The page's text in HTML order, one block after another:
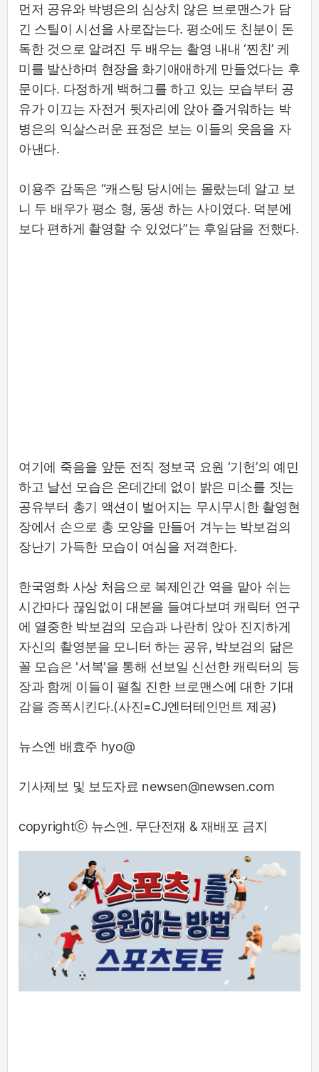
먼저 공유와 박병은의 심상치 않은 브로맨스가 담
긴 스틸이 시선을 사로잡는다. 평소에도 친분이 돈
독한 것으로 알려진 두 배우는 촬영 내내 ‘찐친’ 케
미를 발산하며 현장을 화기애애하게 만들었다는 후
문이다. 다정하게 백허그를 하고 있는 모습부터 공
유가 이끄는 자전거 뒷자리에 앉아 즐거워하는 박
병은의 익살스러운 표정은 보는 이들의 웃음을 자
아낸다.
이용주 감독은 “캐스팅 당시에는 몰랐는데 알고 보
니 두 배우가 평소 형, 동생 하는 사이였다. 덕분에
보다 편하게 촬영할 수 있었다”는 후일담을 전했다.
여기에 죽음을 앞둔 전직 정보국 요원 ‘기헌’의 예민
하고 날선 모습은 온데간데 없이 밝은 미소를 짓는
공유부터 총기 액션이 벌어지는 무시무시한 촬영현
장에서 손으로 총 모양을 만들어 겨누는 박보검의
장난기 가득한 모습이 여심을 저격한다.
한국영화 사상 처음으로 복제인간 역을 맡아 쉬는
시간마다 끊임없이 대본을 들여다보며 캐릭터 연구
에 열중한 박보검의 모습과 나란히 앉아 진지하게
자신의 촬영분을 모니터 하는 공유, 박보검의 닮은
꼴 모습은 '서복'을 통해 선보일 신선한 캐릭터의 등
장과 함께 이들이 펼칠 진한 브로맨스에 대한 기대
감을 증폭시킨다.(사진=CJ엔터테인먼트 제공)
뉴스엔 배효주 hyo@
기사제보 및 보도자료 newsen@newsen.com
copyrightⓒ 뉴스엔. 무단전재 & 재배포 금지